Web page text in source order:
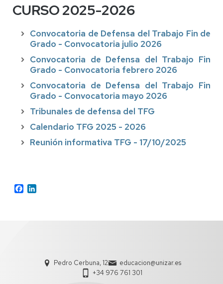
CURSO 2025-2026
Convocatoria de Defensa del Trabajo Fin de
Grado - Convocatoria julio 2026
Convocatoria de Defensa del Trabajo Fin
Grado - Convocatoria febrero 2026
Convocatoria de Defensa del Trabajo Fin
Grado - Convocatoria mayo 2026
Tribunales de defensa del TFG
Calendario TFG 2025 - 2026
Reunión informativa TFG - 17/10/2025
Facebook
Pedro Cerbuna, 12
educacion@unizar.es
+34 976 761 301